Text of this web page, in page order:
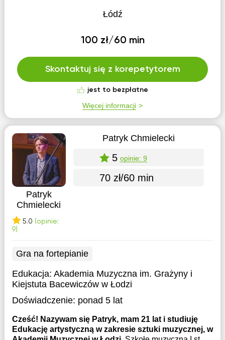
Łódź
100 zł/60 min
Skontaktuj się z korepetytorem
jest to bezpłatne
Więcej informacji
Patryk
Chmielecki
5.0 (opinie:
9)
Patryk Chmielecki
5 opinie: 9
70 zł/60 min
Gra na fortepianie
Edukacja: Akademia Muzyczna im. Grażyny i
Kiejstuta Bacewiczów w Łodzi
Doświadczenie: ponad 5 lat
Cześć! Nazywam się Patryk, mam 21 lat i studiuję
Edukację artystyczną w zakresie sztuki muzycznej, w